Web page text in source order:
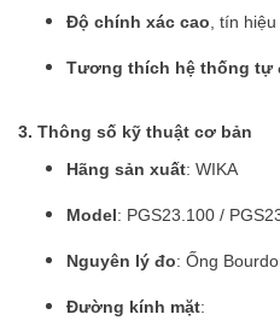
Độ chính xác cao , tín
Tương thích hệ thống tự
3. Thông số kỹ thuật cơ bản
Hãng sản xuất: WIKA
Model: PGS23.100 /
Nguyên lý đo: Ống
Đường kính mặt: